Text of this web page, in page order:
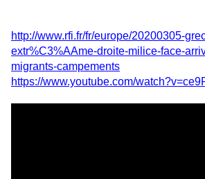
http://www.rfi.fr/fr/europe/20200305-
extr%C3%AAme-droite-milice-face-
migrants-campements
https://www.youtube.com/